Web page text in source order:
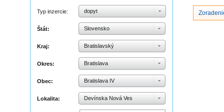
Typ inzercie: dopyt
Štát: Slovensko
Kraj: Bratislavský
Okres: Bratislava
Obec: Bratislava IV
Lokalita: Devínska Nová Ves